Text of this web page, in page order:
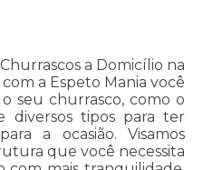
a Domicílio na
a Espeto Mania você
seu churrasco, como o
diversos tipos para ter
a ocasião. Visamos
que você necessita